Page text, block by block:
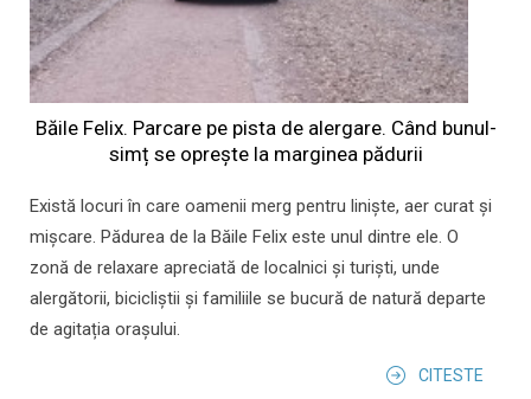
Băile Felix. Parcare pe pista de alergare. Când bunul-
simț se oprește la marginea pădurii
Există locuri în care oamenii merg pentru liniște, aer curat și
mișcare. Pădurea de la Băile Felix este unul dintre ele. O
zonă de relaxare apreciată de localnici și turiști, unde
alergătorii, bicicliștii și familiile se bucură de natură departe
de agitația orașului.
CITESTE